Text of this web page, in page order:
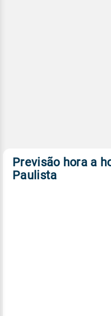
Previsão hora a
Paulista